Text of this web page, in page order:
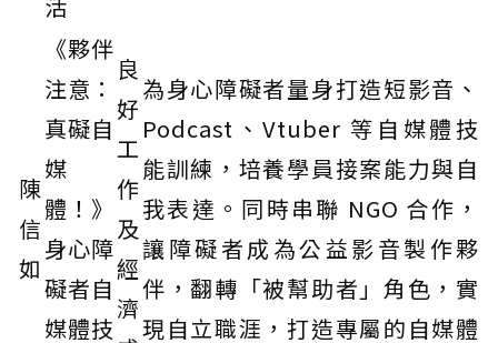
陳
信
如
《夥伴
注意：
真礙自
媒
體！》
身心障
礙者自
媒體技
良
好
工
作
及
經
濟
為身心障礙者量身打造短影音、
Podcast、Vtuber 等自媒體技
能訓練，培養學員接案能力與自
我表達。同時串聯 NGO 合作，
讓障礙者成為公益影音製作夥
伴，翻轉「被幫助者」角色，實
現自立職涯，打造專屬的自媒體